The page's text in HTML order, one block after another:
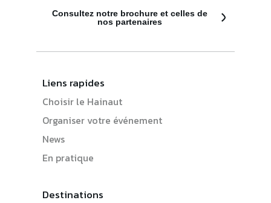
Consultez notre brochure et celles de
nos partenaires
Liens rapides
Choisir le Hainaut
Organiser votre événement
News
En pratique
Destinations